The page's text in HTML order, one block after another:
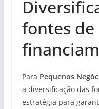
fontes de
Para Pequenos
a diversificação das
estratégia para